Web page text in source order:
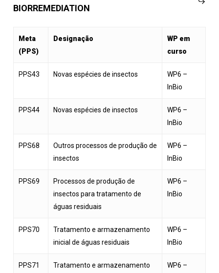
BIORREMEDIATION
Meta
(PPS)
Designação
WP em
curso
PPS43 Novas espécies de insectos
WP6 –
InBio
PPS44 Novas espécies de insectos
WP6 –
InBio
PPS68
Outros processos de produção de
insectos
WP6 –
InBio
PPS69
Processos de produção de
insectos para tratamento de
águas residuais
WP6 –
InBio
PPS70
Tratamento e armazenamento
inicial de águas residuais
WP6 –
InBio
PPS71
Tratamento e armazenamento
WP6 –